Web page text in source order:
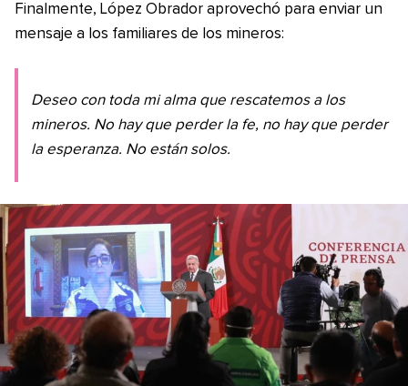
Finalmente, López Obrador aprovechó para enviar un
mensaje a los familiares de los mineros:
Deseo con toda mi alma que rescatemos a los
mineros. No hay que perder la fe, no hay que perder
la esperanza. No están solos.